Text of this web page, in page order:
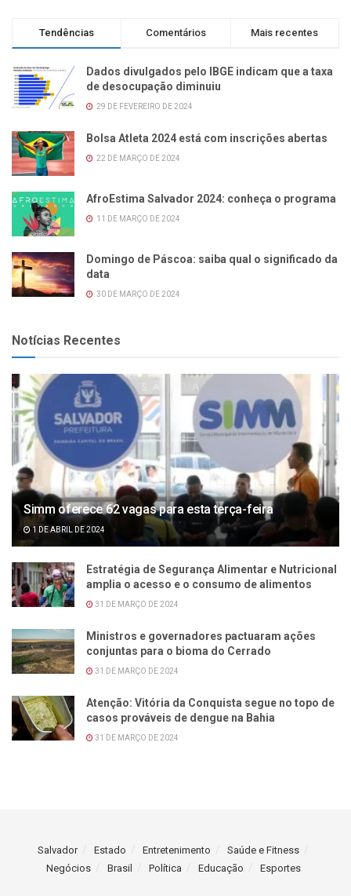
Tendências Comentários Mais recentes
Dados divulgados pelo IBGE indicam que a taxa
de desocupação diminuiu
29 DE FEVEREIRO DE 2024
Bolsa Atleta 2024 está com inscrições abertas
22 DE MARÇO DE 2024
AfroEstima Salvador 2024: conheça o programa
11 DE MARÇO DE 2024
Domingo de Páscoa: saiba qual o significado da
data
30 DE MARÇO DE 2024
Notícias Recentes
Simm oferece 62 vagas para esta terça-feira
1 DE ABRIL DE 2024
Estratégia de Segurança Alimentar e Nutricional
amplia o acesso e o consumo de alimentos
31 DE MARÇO DE 2024
Ministros e governadores pactuaram ações
conjuntas para o bioma do Cerrado
31 DE MARÇO DE 2024
Atenção: Vitória da Conquista segue no topo de
casos prováveis de dengue na Bahia
31 DE MARÇO DE 2024
Salvador Estado Entretenimento
Saúde e Fitness
Negócios
Brasil Política Educação Esportes